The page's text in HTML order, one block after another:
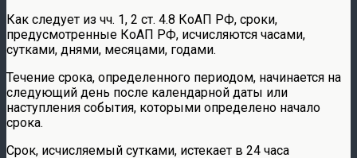
Как следует из чч. 1, 2 ст. 4.8 КоАП РФ, сроки,
предусмотренные КоАП РФ, исчисляются часами,
сутками, днями, месяцами, годами.
Течение срока, определенного периодом, начинается на
следующий день после календарной даты или
наступления события, которыми определено начало
срока.
Срок, исчисляемый сутками, истекает в 24 часа